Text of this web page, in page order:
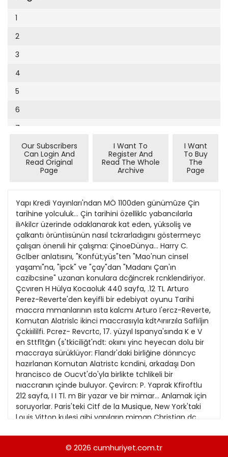
Cumhuriyet Sağlıklı Beslenme
Cumhuriyet Sokak
Cumhuriyet Spor
Cumhuriyet Strateji
Cumhuriyet Tarım
Cumhuriyet Yılbaşı
Çerçeve Eki
Dergi Eki
Ekonomi Eki
Evleniyoruz
Güney Dogu
Kitap Eki
Özel Ekler
Özel Okullar
Sevgililer Günü
Siyaset Eki
Sürdürülebilir yaşam
Turizm Eki
Yerel Yönetimler
1994
1991
1990
1989
1988
1987
1986
1985
1984
1983
1982
1981
1980
9
10
11
12
13
14
15
16
19
20
21
22
23
24
25
26
27
28
29
30
31
1
2
3
4
5
6
7
11
12
13
14
15
16
17
18
20
21
22
23
Our Subscribers
Can Login And
Read Original
Page
I Want To
Register And
Read The Whole
Archive
I Want
To Buy
The
Page
Yapı Kredi Yayınları'ndan MÖ 1100den günümûze Çin
tarihine yolculuk... Çin tarihini özelliklc yabancılarla
ilı^kilcr üzerinde odaklanarak kat eden, yüksoliş ve
çalkantı örüntiısünün nasıl tckrarladıgını göstermeyc
çalışan önenıli hir çalışma: ÇinoeDünya... Harry C.
Gclber anlatısını, "Konfüt;yüs"ten "Mao'nun cinsel
yaşamı"na, "ipck" ve "çay"dan "Madanı Çan'ın
cazibcsine" uzanan konulara dcğincrek rcnklendiriyor.
Çcvıren H Hülya Kocaoluk 440 sayfa, .12 TL Arturo
Perez-Reverte'den keyifli bir edebiyat oyunu Tarihi
maccra mmanlarının ıısta kalcmı Arturo I'ercz-Reverte,
Komutan Alatrislc ikinci maccrasıyla kdt^ırıırzıla Saflıîjın
Çckiıililfi. Pcrez- Revcrtc, 17. yüzyıl Ispanya'sında K e V
en Sttfltğın (s'tkiciliğt'ndt: okıını yinc heyecan dolu bir
maccraya sürüklüyor: Flandr'daki birliğine dönıncyc
hazırlanan Komutan Alatristc kcndini, arkadaşı Don
hrancisco de Oucvt'do'yla birlikte tchlikeli bir
nıaccranın ıçinde buluyor. Çevircn: P. Yaprak Kfiroftlu
212 sayfa, I I Tl. m Bir yazar ve bir mimar... Anlamak için
soruyorlar. Paris'teki Citf de la Musique, New York'taki
l.ouis Vitton kulesi gibi yapıların miman Christian dc
asanova, Venedik Kıinnııuılı ^ibi yapıtlarıyla tanınan
Philippc Sollcrs konuşuyor: Dil olmadan dü^ünülcbilir
© 2026 cumhuriyet.com.tr